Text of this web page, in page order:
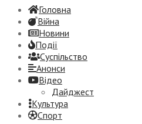
Головна
Війна
Новини
Події
Суспiльство
Анонси
Відео
Дайджест
Культура
Спорт